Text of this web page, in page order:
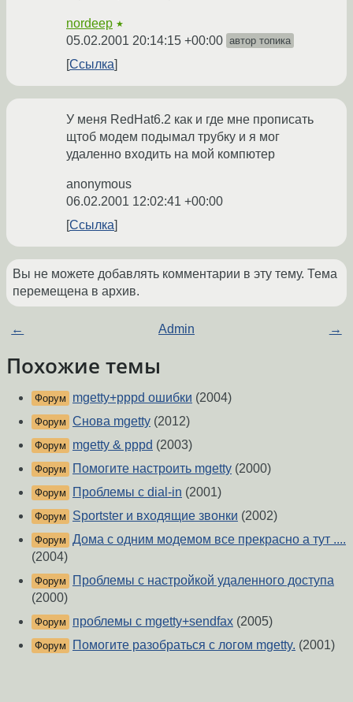
nordeep ★
05.02.2001 20:14:15 +00:00 автор топика
Ссылка
У меня RedHat6.2 как и где мне прописать
щтоб модем подымал трубку и я мог
удаленно входить на мой компютер
anonymous
06.02.2001 12:02:41 +00:00
Ссылка
Вы не можете добавлять комментарии в эту тему. Тема
перемещена в архив.
← Admin →
Похожие темы
Форум mgetty+pppd ошибки (2004)
Форум Снова mgetty (2012)
Форум mgetty & pppd (2003)
Форум Помогите настроить mgetty (2000)
Форум Проблемы с dial-in (2001)
Форум Sportster и входящие звонки (2002)
Форум Дома с одним модемом все прекрасно а тут ....
(2004)
Форум
Проблемы с настройкой удаленного доступа
(2000)
Форум проблемы с mgetty+sendfax (2005)
Форум Помогите разобраться с логом mgetty. (2001)